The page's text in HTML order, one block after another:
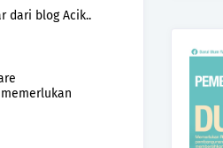
dari blog Acik..